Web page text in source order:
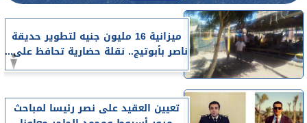
ميزانية 16 مليون جنيه لتطوير حديقة
ناصر بأبوتيج.. نقلة حضارية تحافظ على...
تعيين العقيد على نصر رئيسا لمباحث